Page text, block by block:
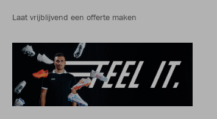
Laat vrijblijvend een offerte maken